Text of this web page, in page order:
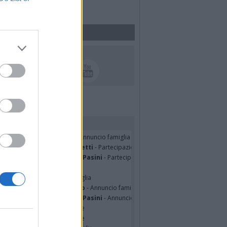
SUI SOCIAL
Pedotti ved. Urbini
- Annuncio famiglia
Schieroni Giacometti - Partecipazione
Martinenghi ved. Pasini - Partecipazione
Mazzini
- Annuncio famiglia
Squicciarini ved. Greco - Annuncio famiglia
Martinenghi ved. Pasini - Annuncio famiglia
Basile
- Partecipazione
- Partecipazione